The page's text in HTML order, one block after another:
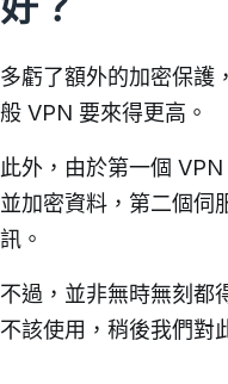
多虧了額外的加密保護
般 VPN 要來得更高。
此外，由於第一個
並加密資料，第二個伺
訊。
不過，並非無時無刻都
不該使用，稍後我們對